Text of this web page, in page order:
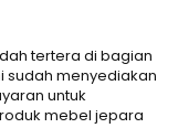
tertera di bagian
sudah menyediakan
untuk
mebel jepara